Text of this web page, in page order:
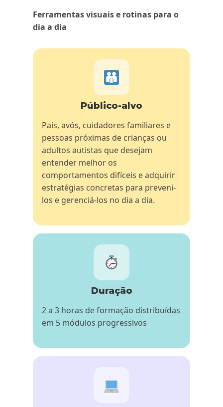
Ferramentas visuais e rotinas para o
dia a dia
Público-alvo
Pais, avós, cuidadores familiares e
pessoas próximas de crianças ou
adultos autistas que desejam
entender melhor os
comportamentos difíceis e adquirir
estratégias concretas para preveni-
los e gerenciá-los no dia a dia.
Duração
2 a 3 horas de formação distribuídas
em 5 módulos progressivos